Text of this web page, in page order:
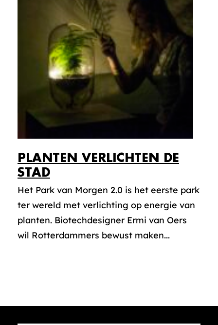
PLANTEN VERLICHTEN DE
STAD
Het Park van Morgen 2.0 is het eerste park
ter wereld met verlichting op energie van
planten. Biotechdesigner Ermi van Oers
wil Rotterdammers bewust maken...